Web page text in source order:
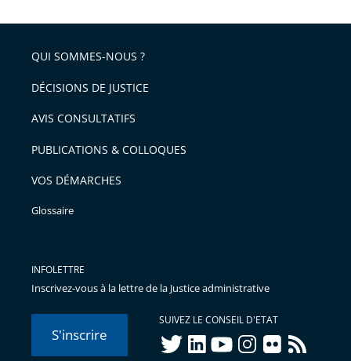
QUI SOMMES-NOUS ?
DÉCISIONS DE JUSTICE
AVIS CONSULTATIFS
PUBLICATIONS & COLLOQUES
VOS DÉMARCHES
Glossaire
INFOLETTRE
Inscrivez-vous à la lettre de la Justice administrative
S'inscrire
SUIVEZ LE CONSEIL D'ETAT
twitterlinkedInyoutubeinstagram
flickr rss